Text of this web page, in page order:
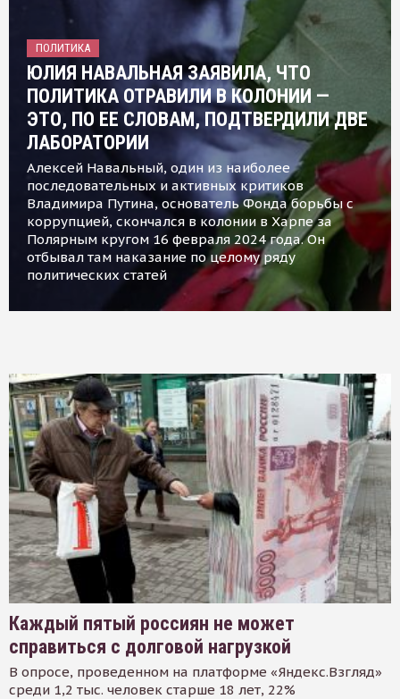
ПОЛИТИКА
ЮЛИЯ НАВАЛЬНАЯ ЗАЯВИЛА, ЧТО
ПОЛИТИКА ОТРАВИЛИ В КОЛОНИИ —
ЭТО, ПО ЕЕ СЛОВАМ, ПОДТВЕРДИЛИ ДВЕ
ЛАБОРАТОРИИ
Алексей Навальный, один из наиболее
последовательных и активных критиков
Владимира Путина, основатель Фонда борьбы с
коррупцией, скончался в колонии в Харпе за
Полярным кругом 16 февраля 2024 года. Он
отбывал там наказание по целому ряду
политических статей
Каждый пятый россиян не может
справиться с долговой нагрузкой
В опросе, проведенном на платформе «Яндекс.Взгляд»
среди 1,2 тыс. человек старше 18 лет, 22%